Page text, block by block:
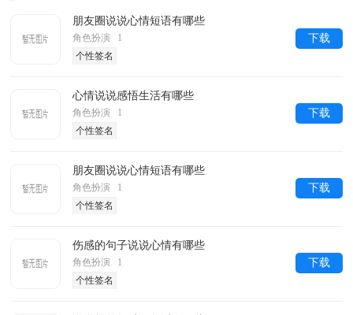
朋友圈说说心情短语有哪些
角色扮演 1
个性签名
下载
心情说说感悟生活有哪些
角色扮演 1
个性签名
下载
朋友圈说说心情短语有哪些
角色扮演 1
个性签名
下载
伤感的句子说说心情有哪些
角色扮演 1
个性签名
下载